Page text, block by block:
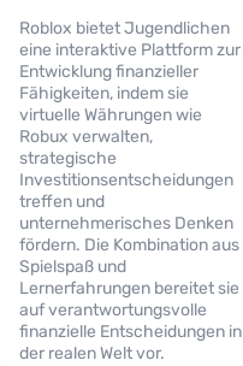
Roblox bietet Jugendlichen
eine interaktive Plattform zur
Entwicklung finanzieller
Fähigkeiten, indem sie
virtuelle Währungen wie
Robux verwalten,
strategische
Investitionsentscheidungen
treffen und
unternehmerisches Denken
fördern. Die Kombination aus
Spielspaß und
Lernerfahrungen bereitet sie
auf verantwortungsvolle
finanzielle Entscheidungen in
der realen Welt vor.